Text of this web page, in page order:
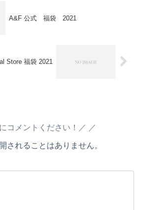
A&F 公式 福袋 2021
Store 福袋 2021
コメントください！／
されることはありません。